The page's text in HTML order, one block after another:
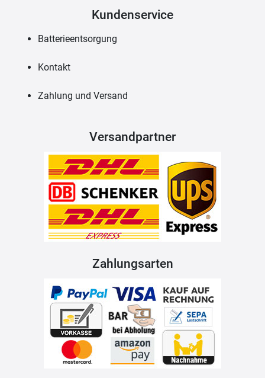
Kundenservice
Batterieentsorgung
Kontakt
Zahlung und Versand
Versandpartner
Zahlungsarten